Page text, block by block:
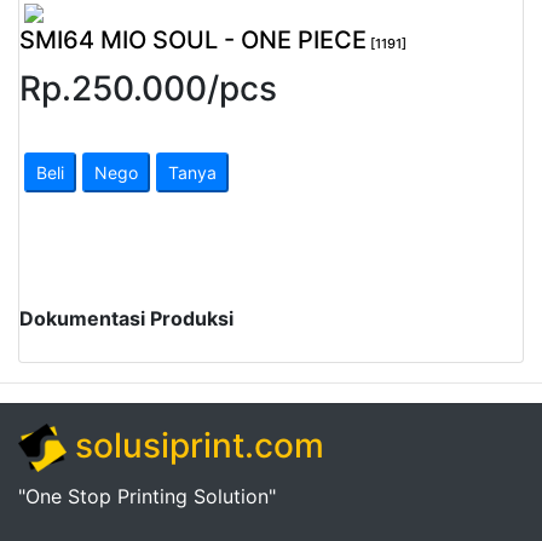
Berjalan
Pembayaran
Pendapatan
Fee
Password
Logout
SMI64 MIO SOUL - ONE PIECE [1191]
Rp.250.000/pcs
Beli Nego Tanya
Dokumentasi Produksi
solusiprint.com
"One Stop Printing Solution"